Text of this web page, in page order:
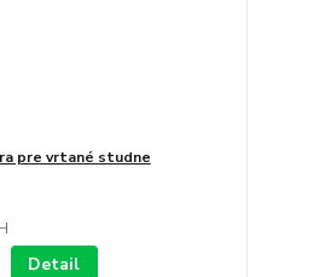
pre vrtané studne
Detail